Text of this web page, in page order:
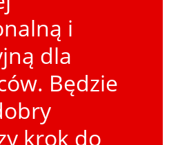
i
dla
Będzie
krok do